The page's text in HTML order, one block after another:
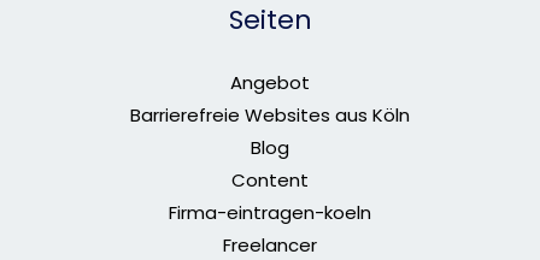
Seiten
Angebot
Barrierefreie Websites aus Köln
Blog
Content
Firma-eintragen-koeln
Freelancer